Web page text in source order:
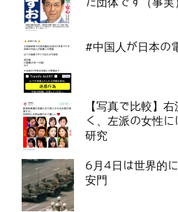
#中国人が日本の
【写真で比較】
く、左派の女性
研究
6月4日は世界的
安門